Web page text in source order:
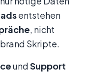
entstehen
, nicht
Skripte.
undSupport